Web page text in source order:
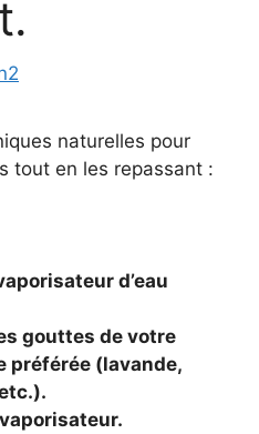
naturelles pour
tout en les repassant :
d’eau
gouttes de votre
préférée (lavande,